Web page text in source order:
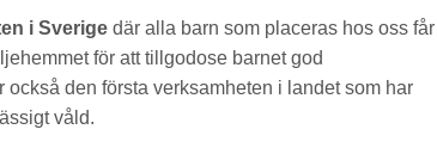
i Sverige där alla barn som placeras hos oss får
för att tillgodose barnet god
den första verksamheten i landet som har
våld.